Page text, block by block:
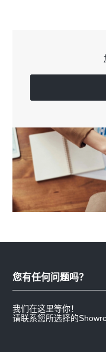
您有任何问题吗？
我们在这里等你！
请联系您所选择的